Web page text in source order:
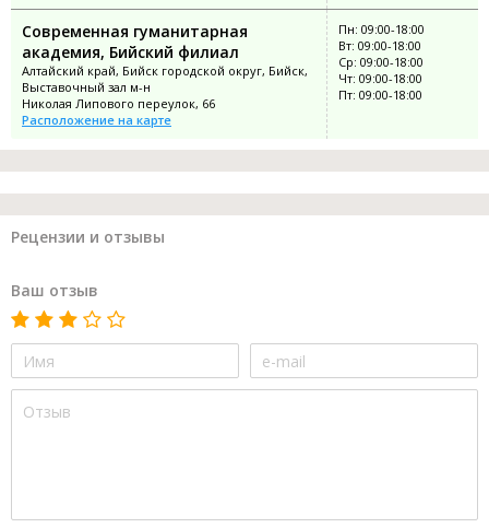
Современная гуманитарная
академия, Бийский филиал
Алтайский край, Бийск городской округ, Бийск,
Выставочный зал м-н
Николая Липового переулок, 66
Расположение на карте
Пн: 09:00-18:00
Вт: 09:00-18:00
Ср: 09:00-18:00
Чт: 09:00-18:00
Пт: 09:00-18:00
Рецензии и отзывы
Ваш отзыв